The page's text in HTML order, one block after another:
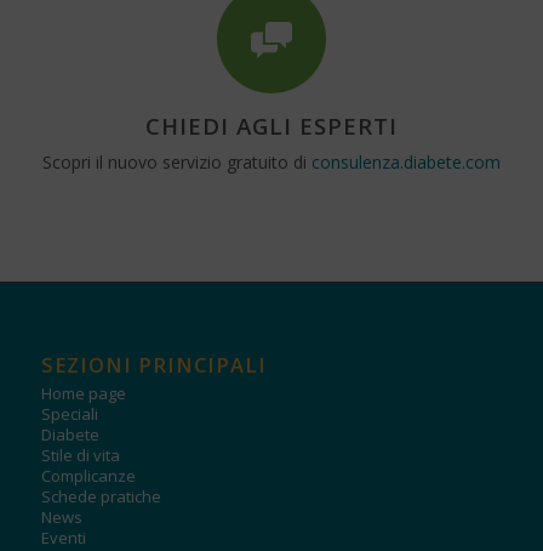
CHIEDI AGLI ESPERTI
Scopri il nuovo servizio gratuito di consulenza.diabete.com
SEZIONI PRINCIPALI
Home page
Speciali
Diabete
Stile di vita
Complicanze
Schede pratiche
News
Eventi